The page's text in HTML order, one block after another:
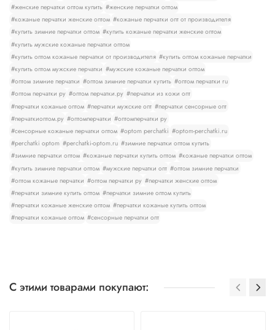
#женские перчатки оптом купить #женские перчатки оптом
#кожаные перчатки женские оптом #кожаные перчатки опт от производителя
#купить зимние перчатки оптом #купить кожаные перчатки женские оптом
#купить мужские кожаные перчатки оптом
#купить оптом кожаные перчатки от производителя #купить оптом кожаные перчатки
#купить оптом мужские перчатки #мужские кожаные перчатки оптом
#оптом зимние перчатки #оптом зимние перчатки купить #оптом перчатки ru
#оптом перчатки ру #оптом перчатки.ру #перчатки из кожи опт
#перчатки кожаные оптом #перчатки мужские опт #перчатки сенсорные опт
#перчаткиоптом.ру #оптомперчатки #оптомперчатки ру
#сенсорные кожаные перчатки оптом #optom perchatki #optom-perchatki.ru
#perchatki optom #perchatki-optom.ru #зимние перчатки оптом купить
#зимние перчатки оптом #кожаные перчатки купить оптом #кожаные перчатки оптом
#купить зимние перчатки оптом #мужские перчатки опт #оптом зимние перчатки
#оптом кожаные перчатки #оптом перчатки ру #перчатки женские оптом
#перчатки зимние купить оптом #перчатки зимние оптом купить
#перчатки кожаные женские оптом #перчатки кожаные купить оптом
#перчатки кожаные оптом #сенсорные перчатки опт
С этими товарами покупают: